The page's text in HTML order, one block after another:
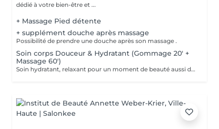
dédié à votre bien-être et ...
+ Massage Pied détente
+ supplément douche après massage
Possibilité de prendre une douche après son massage .
Soin corps Douceur & Hydratant (Gommage 20' +
Massage 60')
Soin hydratant, relaxant pour un moment de beauté aussi doux qu'un alizé. Délicieuse parenthèse de bien-être, ce soin est un appel à l'évasion. Gommage du corps , suivi d'un massage relaxant.